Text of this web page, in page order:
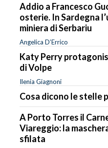
Addio a Francesco
osterie. In Sardegna
miniera di Serbariu
Angelica D’Errico
Katy Perry
di Volpe
Ilenia Giagnoni
Cosa dicono le stelle
A Porto Torres il
Viareggio: la
sfilata